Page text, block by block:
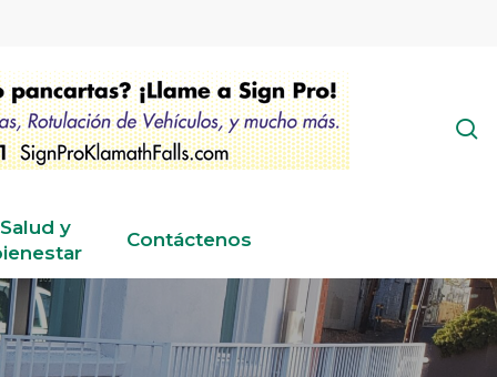
Salud y
Contáctenos